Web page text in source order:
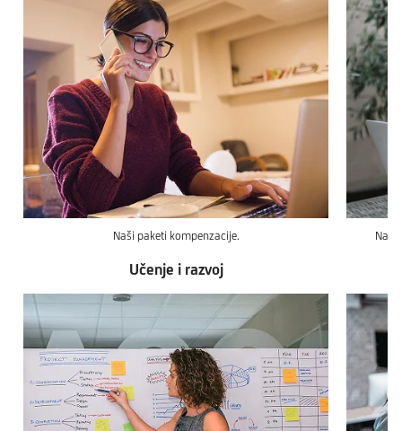
Naši paketi kompenzacije. Naš
Učenje i razvoj